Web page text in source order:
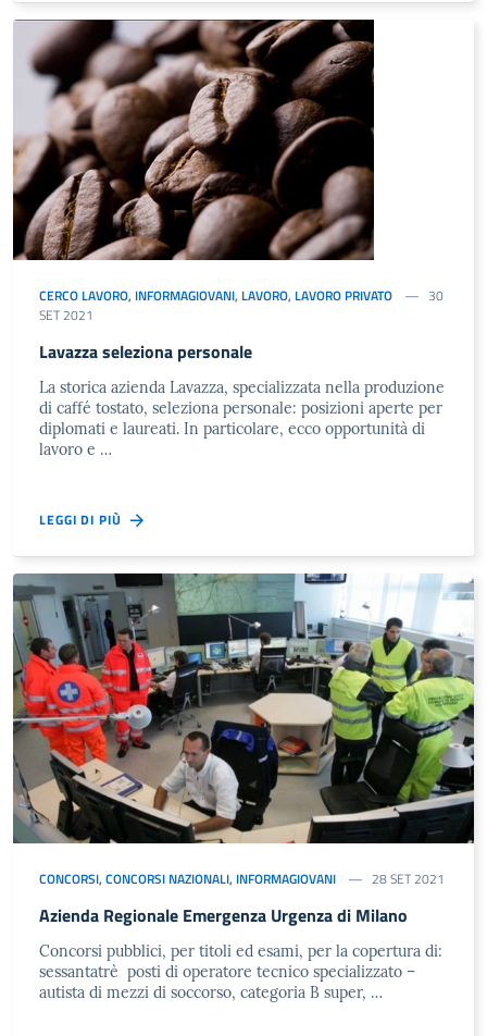
CERCO LAVORO, INFORMAGIOVANI, LAVORO, LAVORO PRIVATO
30
SET 2021
Lavazza seleziona personale
La storica azienda Lavazza, specializzata nella produzione
di caffé tostato, seleziona personale: posizioni aperte per
diplomati e laureati. In particolare, ecco opportunità di
lavoro e …
LEGGI DI PIÙ
CONCORSI, CONCORSI NAZIONALI, INFORMAGIOVANI 28 SET 2021
Azienda Regionale Emergenza Urgenza di Milano
Concorsi pubblici, per titoli ed esami, per la copertura di:
sessantatrè posti di operatore tecnico specializzato –
autista di mezzi di soccorso, categoria B super, …